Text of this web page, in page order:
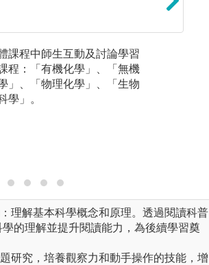
課程中師生互動及討論學習
程：「有機化學」、「無機
」、「物理化學」、「生物
學」。
理解基本科學概念和原理。透過閱讀科普
的理解並提升閱讀能力，為後續學習奠
研究，培養觀察力和動手操作的技能，增